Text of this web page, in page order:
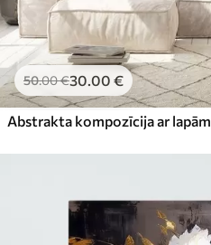
50.00€30.00 €
Abstrakta kompozīcija ar lapām